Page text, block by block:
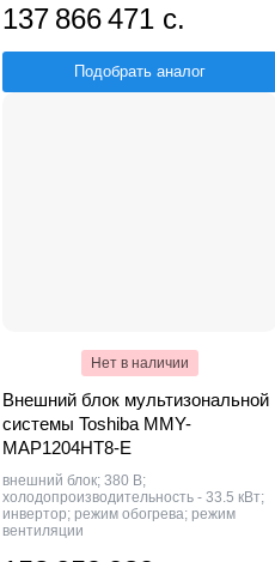
137 866 471 с.
Подобрать аналог
Нет в наличии
Внешний блок мультизональной
системы Toshiba MMY-
MAP1204HT8-E
внешний блок; 380 В;
холодопроизводительность - 33.5 кВт;
инвертор; режим обогрева; режим
вентиляции